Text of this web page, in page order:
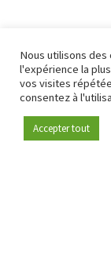
Devenez
Nous utilisons
l'expérience la
vos visites
consentez à
Accepter tout